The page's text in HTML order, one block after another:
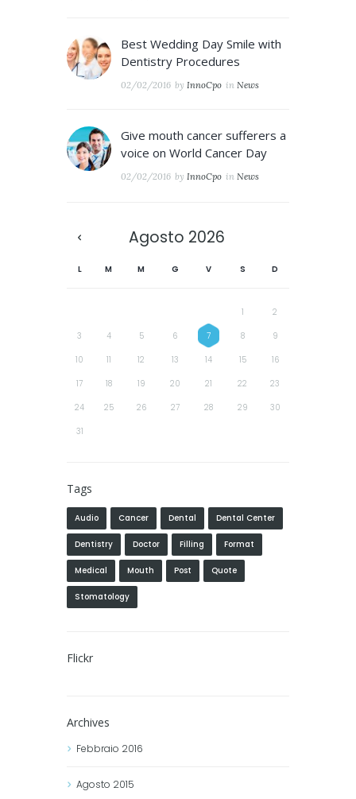
Best Wedding Day Smile with
Dentistry Procedures
02/02/2016 by InnoCpo in News
Give mouth cancer sufferers a
voice on World Cancer Day
02/02/2016 by InnoCpo in News
Agosto 2026
L M M G V S D
1 2
3 4 5 6 7 8 9
10 11 12 13 14 15 16
17 18 19 20 21 22 23
24 25 26 27 28 29 30
31
Tags
Audio Cancer Dental Dental Center
Dentistry Doctor Filling Format
Medical Mouth Post Quote
Stomatology
Flickr
Archives
Febbraio 2016
Agosto 2015